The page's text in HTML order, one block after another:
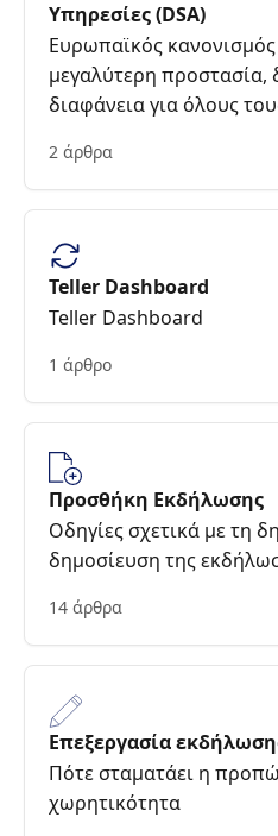
Υπηρεσίες (DSA)
Ευρωπαϊκός
μεγαλύτερη προστασία,
διαφάνεια για όλους
2 άρθρα
Teller Dashboard
Teller Dashboard
1 άρθρο
Προσθήκη Εκδήλωσης
Οδηγίες σχετικά με τη
δημοσίευση της
14 άρθρα
Επεξεργασία
Πότε σταματάει η
χωρητικότητα